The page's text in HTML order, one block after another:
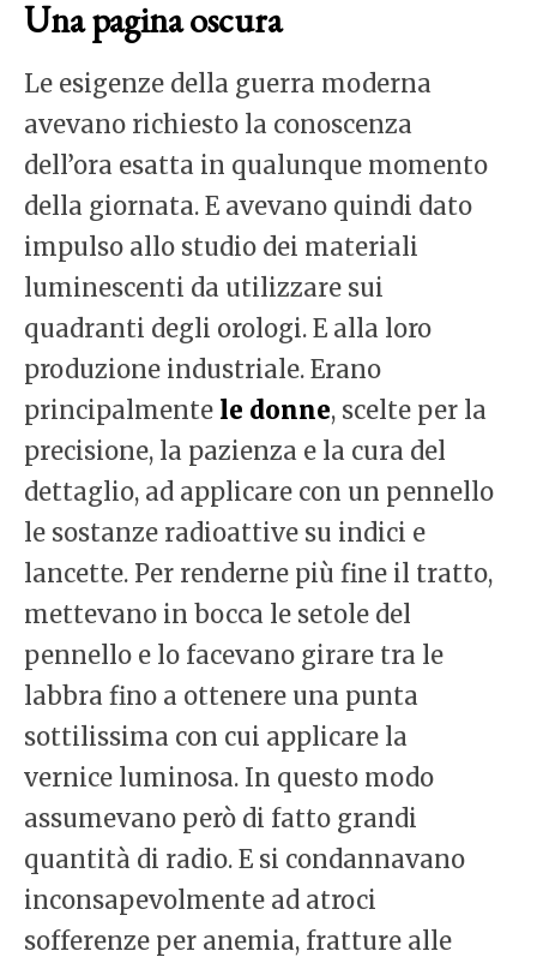
Una pagina oscura
Le esigenze della guerra moderna
avevano richiesto la conoscenza
dell’ora esatta in qualunque momento
della giornata. E avevano quindi dato
impulso allo studio dei materiali
luminescenti da utilizzare sui
quadranti degli orologi. E alla loro
produzione industriale. Erano
principalmente le donne, scelte per la
precisione, la pazienza e la cura del
dettaglio, ad applicare con un pennello
le sostanze radioattive su indici e
lancette. Per renderne più fine il tratto,
mettevano in bocca le setole del
pennello e lo facevano girare tra le
labbra fino a ottenere una punta
sottilissima con cui applicare la
vernice luminosa. In questo modo
assumevano però di fatto grandi
quantità di radio. E si condannavano
inconsapevolmente ad atroci
sofferenze per anemia, fratture alle